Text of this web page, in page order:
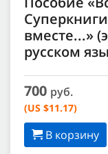
вместе...»
русском
700 руб.
(US $11.17)
В корзину